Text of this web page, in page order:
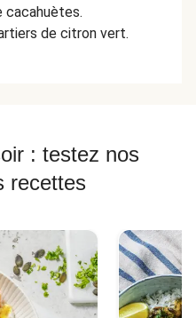
cacahuètes.
de citron vert.
: testez nos
recettes